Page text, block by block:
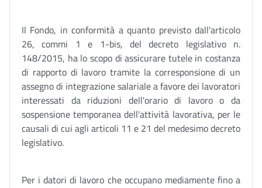
Il Fondo, in conformità a quanto previsto dall'articolo
26, commi 1 e 1-bis, del decreto legislativo n.
148/2015, ha lo scopo di assicurare tutele in costanza
di rapporto di lavoro tramite la corresponsione di un
assegno di integrazione salariale a favore dei lavoratori
interessati da riduzioni dell'orario di lavoro o da
sospensione temporanea dell'attività lavorativa, per le
causali di cui agli articoli 11 e 21 del medesimo decreto
legislativo.
Per i datori di lavoro che occupano mediamente fino a